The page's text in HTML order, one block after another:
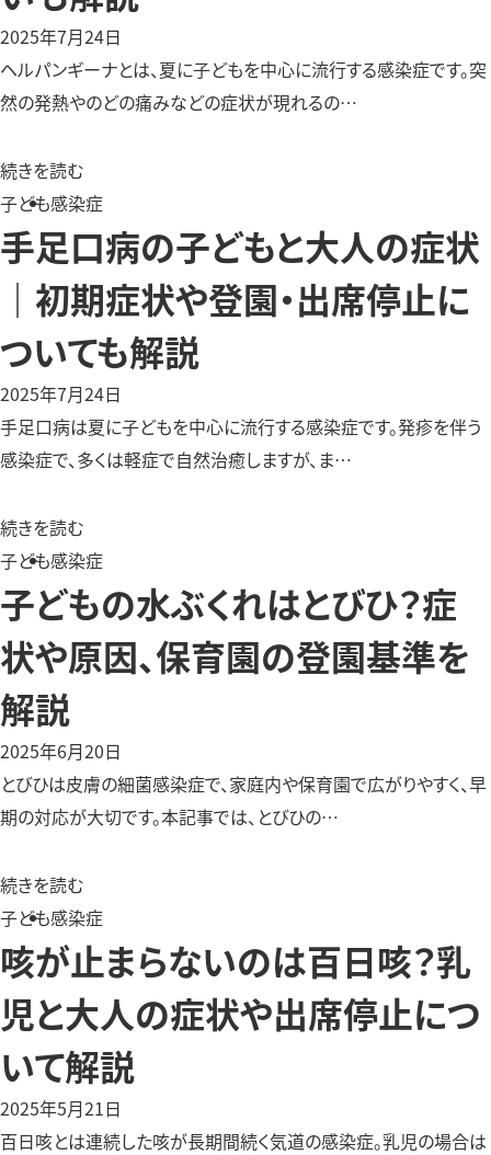
2025年7月24日
ヘルパンギーナとは、夏に子どもを中心に流行する感染症です。突
然の発熱やのどの痛みなどの症状が現れるの…
続きを読む
子ども感染症
手足口病の子どもと大人の症状
｜初期症状や登園・出席停止に
ついても解説
2025年7月24日
手足口病は夏に子どもを中心に流行する感染症です。発疹を伴う
感染症で、多くは軽症で自然治癒しますが、ま…
続きを読む
子ども感染症
子どもの水ぶくれはとびひ？症
状や原因、保育園の登園基準を
解説
2025年6月20日
とびひは皮膚の細菌感染症で、家庭内や保育園で広がりやすく、早
期の対応が大切です。本記事では、とびひの…
続きを読む
子ども感染症
咳が止まらないのは百日咳？乳
児と大人の症状や出席停止につ
いて解説
2025年5月21日
百日咳とは連続した咳が長期間続く気道の感染症。乳児の場合は